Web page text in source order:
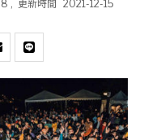
, 更新時間 2021-12-15